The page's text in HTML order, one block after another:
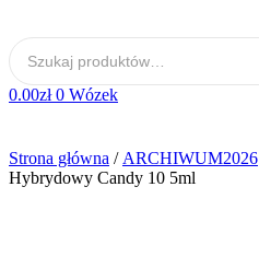
0.00zł 0 Wózek
Strona główna / ARCHIWUM2026
Hybrydowy Candy 10 5ml